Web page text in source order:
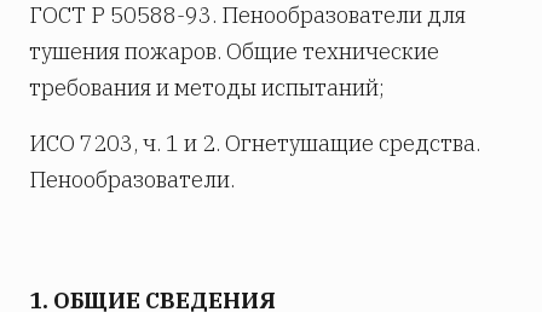
ГОСТ Р 50588-93. Пенообразователи для
тушения пожаров. Общие технические
требования и методы испытаний;
ИСО 7203, ч. 1 и 2. Огнетушащие средства.
Пенообразователи.
1. ОБЩИЕ СВЕДЕНИЯ